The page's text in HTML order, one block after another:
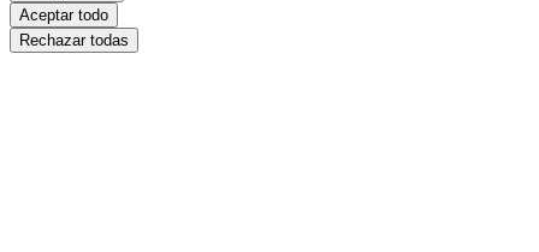
Aceptar todo
Rechazar todas